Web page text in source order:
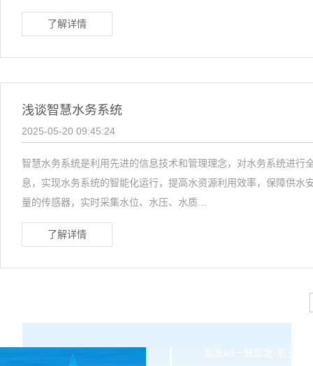
了解详情
浅谈智慧水务系统
2025-05-20 09:45:24
智慧水务系统是利用先进的信息技术和管理理念，对水务系统进
息，实现水务系统的智能化运行，提高水资源利用效率，保障供
量的传感器，实时采集水位、水压、水质...
了解详情
凯发k8一触即发-凯 关于